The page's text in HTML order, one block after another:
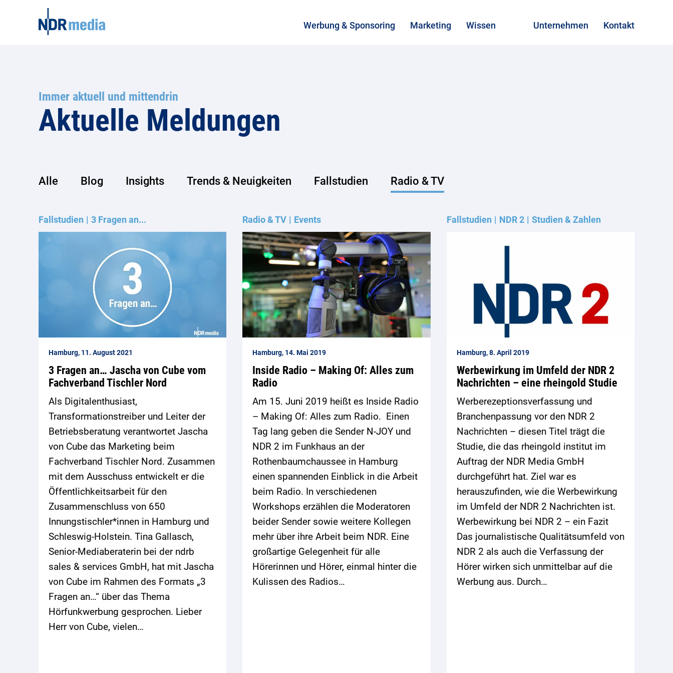
Werbung & Sponsoring Marketing Wissen Unternehmen Kontakt
Immer aktuell und mittendrin
Aktuelle Meldungen
Alle Blog Insights Trends & Neuigkeiten Fallstudien Radio & TV
Fallstudien 3 Fragen an...
Hamburg, 11. August 2021
3 Fragen an… Jascha von Cube vom
Fachverband Tischler Nord
Als Digitalenthusiast,
Transformationstreiber und Leiter der
Betriebsberatung verantwortet Jascha
von Cube das Marketing beim
Fachverband Tischler Nord. Zusammen
mit dem Ausschuss entwickelt er die
Öffentlichkeitsarbeit für den
Zusammenschluss von 650
Innungstischler*innen in Hamburg und
Schleswig-Holstein. Tina Gallasch,
Senior-Mediaberaterin bei der ndrb
sales & services GmbH, hat mit Jascha
von Cube im Rahmen des Formats „3
Fragen an…“ über das Thema
Hörfunkwerbung gesprochen. Lieber
Herr von Cube, vielen…
Radio & TV Events
Hamburg, 14. Mai 2019
Inside Radio – Making Of: Alles zum
Radio
Am 15. Juni 2019 heißt es Inside Radio
– Making Of: Alles zum Radio. Einen
Tag lang geben die Sender N-JOY und
NDR 2 im Funkhaus an der
Rothenbaumchaussee in Hamburg
einen spannenden Einblick in die Arbeit
beim Radio. In verschiedenen
Workshops erzählen die Moderatoren
beider Sender sowie weitere Kollegen
mehr über ihre Arbeit beim NDR. Eine
großartige Gelegenheit für alle
Hörerinnen und Hörer, einmal hinter die
Kulissen des Radios…
Fallstudien NDR 2 Studien & Zahlen
Hamburg, 8. April 2019
Werbewirkung im Umfeld der NDR 2
Nachrichten – eine rheingold Studie
Werberezeptionsverfassung und
Branchenpassung vor den NDR 2
Nachrichten – diesen Titel trägt die
Studie, die das rheingold institut im
Auftrag der NDR Media GmbH
durchgeführt hat. Ziel war es
herauszufinden, wie die Werbewirkung
im Umfeld der NDR 2 Nachrichten ist.
Werbewirkung bei NDR 2 – ein Fazit
Das journalistische Qualitätsumfeld von
NDR 2 als auch die Verfassung der
Hörer wirken sich unmittelbar auf die
Werbung aus. Durch…